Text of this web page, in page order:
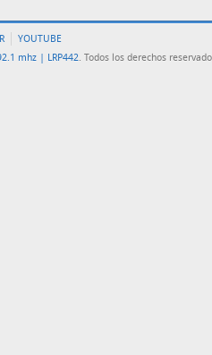
YOUTUBE
mhz | LRP442. Todos los derechos